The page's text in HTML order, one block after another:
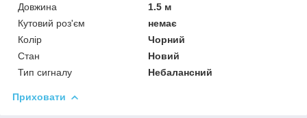
Довжина
1.5 м
Кутовий роз'єм
немає
Колір
Чорний
Стан
Новий
Тип сигналу
Небалансний
Приховати